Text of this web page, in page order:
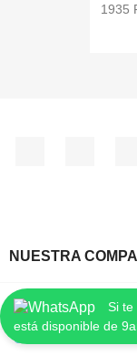
1935
NUESTRA
INFORMACIÓN
© 2026 - Software
Si te
está disponible de